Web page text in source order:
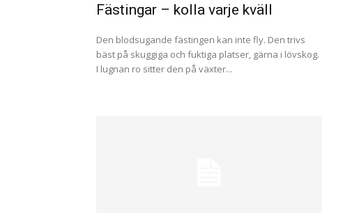
Fästingar – kolla varje kväll
Den blodsugande fästingen kan inte fly. Den trivs
bäst på skuggiga och fuktiga platser, gärna i lövskog.
I lugnan ro sitter den på växter...